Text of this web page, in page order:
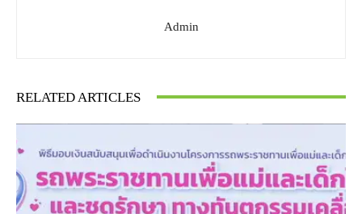
Admin
RELATED ARTICLES